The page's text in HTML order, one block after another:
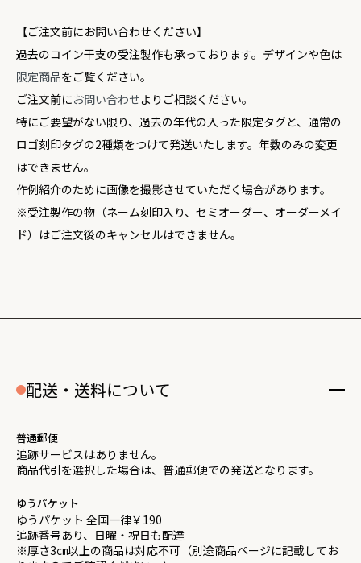
【ご注文前にお問い合わせください】
過去のコイン干支の受注製作も承っております。デザインや色は
限定商品をご覧ください。
ご注文前にお問い合わせよりご相談ください。
特にご要望がない限り、過去の年代の入った限定タグと、通常の
ロゴ刻印タグの2種類をつけて発送いたします。年数のみの変更
はできません。
作例紹介のために画像を撮影させていただく場合があります。
※受注製作の物（ネーム刻印入り、セミオーダー、オーダーメイ
ド）はご注文後のキャンセルはできません。
配送・送料について
普通郵便
追跡サービスはありません。
商品代引を選択した場合は、普通郵便での発送となります。
ゆうパケット
ゆうパケット 全国一律￥190
追跡番号あり、日曜・祝日も配達
※厚さ3㎝以上の商品は対応不可（別途商品ページに記載してお